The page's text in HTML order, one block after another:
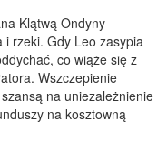
Klątwą Ondyny –
i rzeki. Gdy Leo zasypia
co wiąże się z
Wszczepienie
na uniezależnienie
na kosztowną